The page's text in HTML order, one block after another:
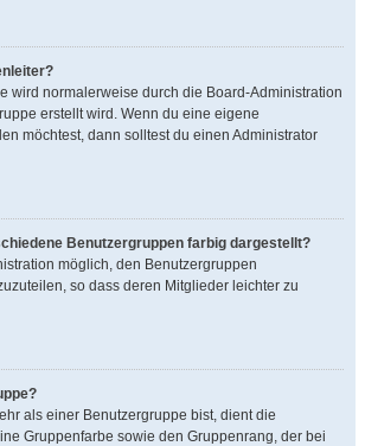
wird normalerweise durch die Board-Administration
erstellt wird. Wenn du eine eigene
möchtest, dann solltest du einen Administrator
Benutzergruppen farbig dargestellt?
möglich, den Benutzergruppen
so dass deren Mitglieder leichter zu
als einer Benutzergruppe bist, dient die
Gruppenfarbe sowie den Gruppenrang, der bei